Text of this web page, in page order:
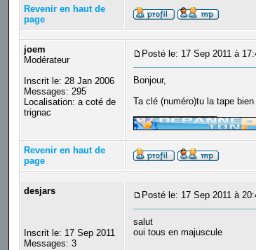
Revenir en haut de
page
joem
Modérateur
Inscrit le: 28 Jan 2006
Messages: 295
Localisation: a coté de
trignac
Posté le: 17 Sep 2011 à
Bonjour,
Ta clé (numéro)tu la tape
Revenir en haut de
page
desjars
Inscrit le: 17 Sep 2011
Messages: 3
Posté le: 17 Sep 2011 à
salut
oui tous en majuscule